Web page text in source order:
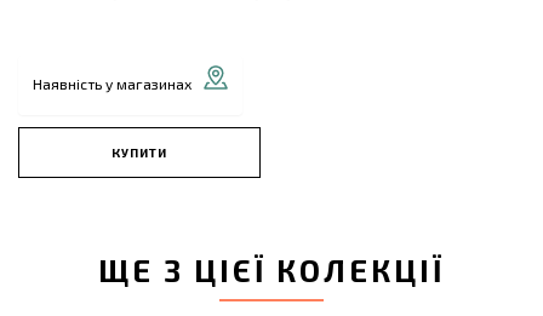
Наявність у магазинах
КУПИТИ
ЩЕ З ЦІЄЇ КОЛЕКЦІЇ